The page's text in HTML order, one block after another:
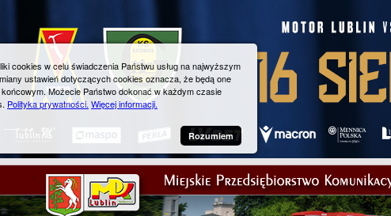
cookies w celu świadczenia Państwu usług na najwyższym
ustawień dotyczących cookies oznacza, że będą one
Możecie Państwo dokonać w każdym czasie
Polityka prywatności. Więcej informacji.
Rozumiem